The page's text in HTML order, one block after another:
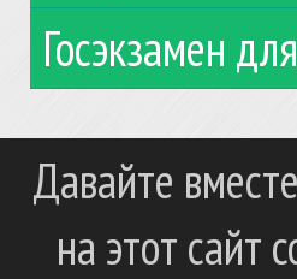
Госэкзамен
Давайте
на этот сайт